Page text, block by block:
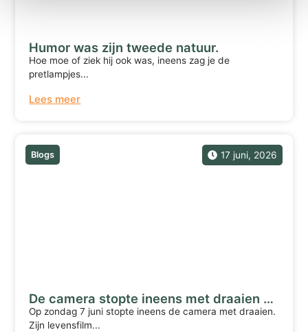
Humor was zijn tweede natuur.
Hoe moe of ziek hij ook was, ineens zag je de
pretlampjes...
Lees meer
17 juni, 2026
Blogs
De camera stopte ineens met draaien …
Op zondag 7 juni stopte ineens de camera met draaien.
Zijn levensfilm...